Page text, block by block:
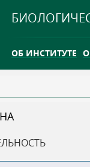
ОБ ИНСТИТУТЕ
ТГУ ОТКРЫЛ